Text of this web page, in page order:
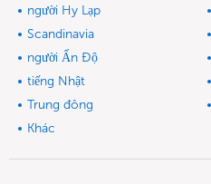
người Hy Lạp
Scandinavia
người Ấn Độ
tiếng Nhật
Trung đông
Khác